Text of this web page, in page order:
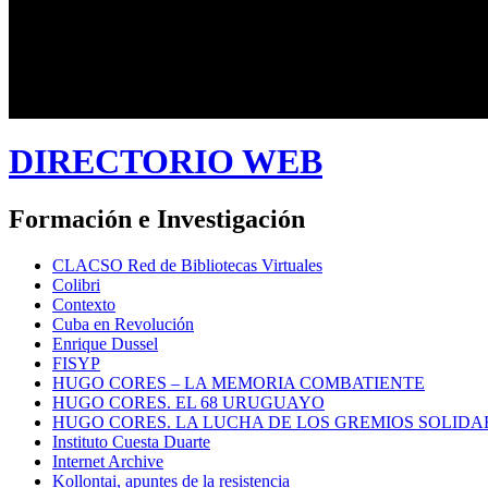
DIRECTORIO WEB
Formación e Investigación
CLACSO Red de Bibliotecas Virtuales
Colibri
Contexto
Cuba en Revolución
Enrique Dussel
FISYP
HUGO CORES – LA MEMORIA COMBATIENTE
HUGO CORES. EL 68 URUGUAYO
HUGO CORES. LA LUCHA DE LOS GREMIOS
Instituto Cuesta Duarte
Internet Archive
Kollontai, apuntes de la resistencia